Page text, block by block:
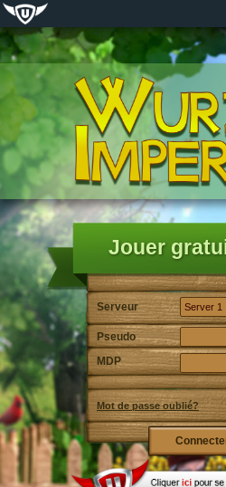
Jouer
Serveur
Pseudo
MDP
Mot de passe oublié?